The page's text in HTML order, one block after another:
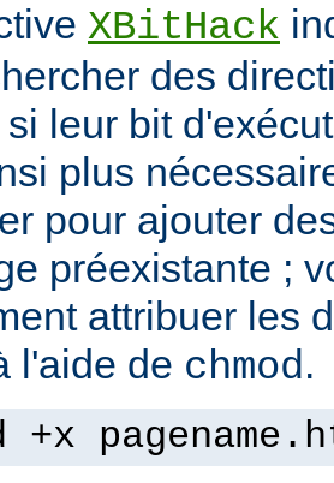
XBitHack
des
leur bit
plus
pour ajouter
préexistante ;
attribuer les
l'aide de chmod.
+x